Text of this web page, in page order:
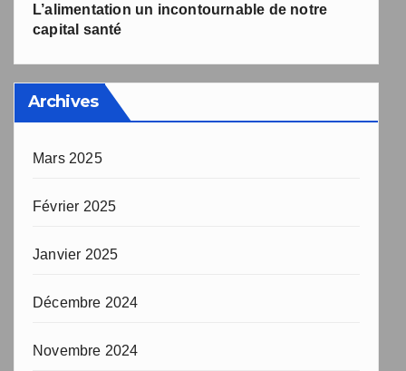
L’alimentation un incontournable de notre
capital santé
Archives
Mars 2025
Février 2025
Janvier 2025
Décembre 2024
Novembre 2024